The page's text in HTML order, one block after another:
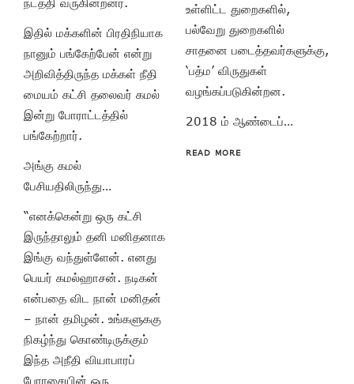
இதில் மக்களின் பிரதிநியாக
நானும் பங்கேற்பேன் என்று
அறிவித்திருந்த மக்கள் நீதி
மையம் கட்சி தலைவர் கமல்
இன்று போராட்டத்தில்
பங்கேற்றார்.
அங்கு கமல்
பேசியதிலிருந்து…
“எனக்கென்று ஒரு கட்சி
இருந்தாலும் தனி மனிதனாக
இங்கு வந்துள்ளேன். எனது
பெயர் கமல்ஹாசன். நடிகன்
என்பதை விட நான் மனிதன்
– நான் தமிழன். உங்களுககு
நிகழ்ந்து கொண்டிருக்கும்
இந்த அநீதி வியாபாரப்
பேராசையின் ஒரு
உள்ளிட்ட துறைகளில்,
பல்வேறு துறைகளில்
சாதனை படைத்தவர்களுக்கு,
‘பத்ம’ விருதுகள்
வழங்கப்படுகின்றன.
2018 ம் ஆண்டைப்…
READ MORE